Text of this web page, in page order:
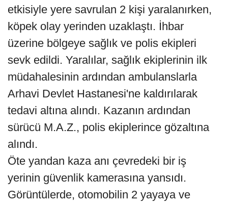
etkisiyle yere savrulan 2 kişi yaralanırken,
köpek olay yerinden uzaklaştı. İhbar
üzerine bölgeye sağlık ve polis ekipleri
sevk edildi. Yaralılar, sağlık ekiplerinin ilk
müdahalesinin ardından ambulanslarla
Arhavi Devlet Hastanesi'ne kaldırılarak
tedavi altına alındı. Kazanın ardından
sürücü M.A.Z., polis ekiplerince gözaltına
alındı.
Öte yandan kaza anı çevredeki bir iş
yerinin güvenlik kamerasına yansıdı.
Görüntülerde, otomobilin 2 yayaya ve